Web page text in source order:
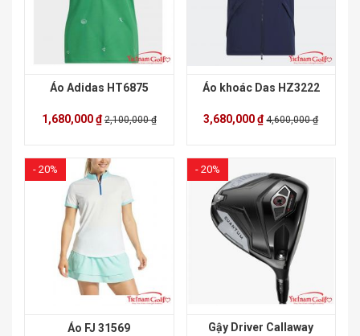
Áo Adidas HT6875
1,680,000 ₫2,100,000 ₫
Áo khoác Das HZ3222
3,680,000 ₫4,600,000 ₫
- 20%
Áo FJ 31569
- 20%
Gậy Driver Callaway